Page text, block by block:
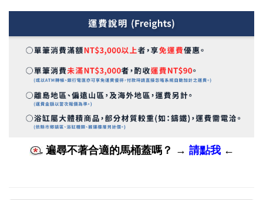
遍尋不著合適的馬桶蓋嗎？ → 請點我 ←